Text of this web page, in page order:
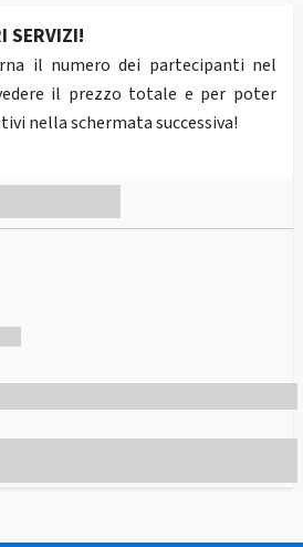
SERVIZI!
il numero dei partecipanti nel
il prezzo totale e per poter
nella schermata successiva!